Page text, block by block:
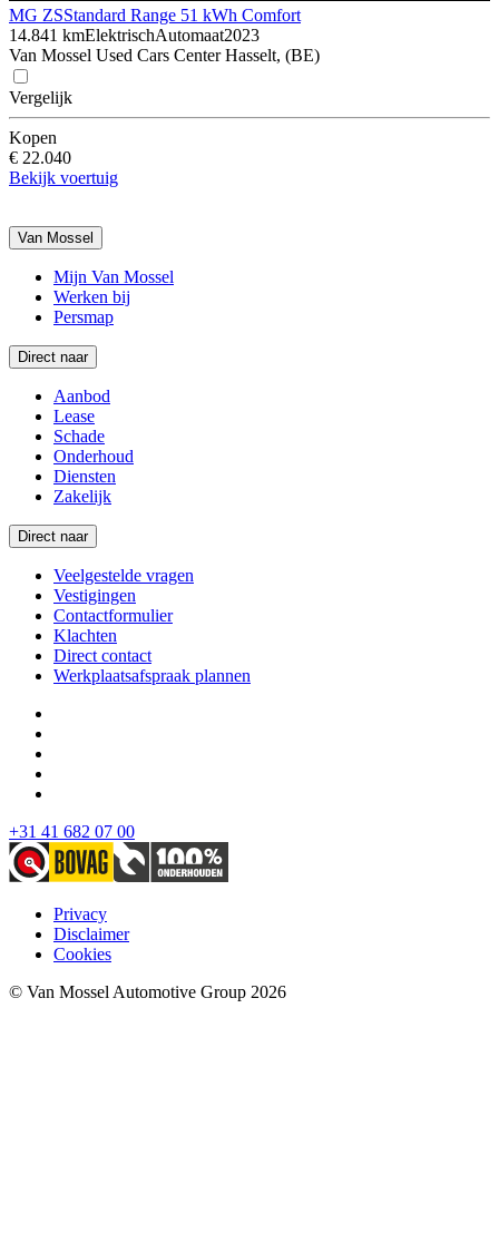
MG ZSStandard Range 51 kWh Comfort
14.841 kmElektrischAutomaat2023
Van Mossel Used Cars Center Hasselt, (BE)
Vergelijk
Kopen
€ 22.040
Bekijk voertuig
Van Mossel
Mijn Van Mossel
Werken bij
Persmap
Direct naar
Aanbod
Lease
Schade
Onderhoud
Diensten
Zakelijk
Direct naar
Veelgestelde vragen
Vestigingen
Contactformulier
Klachten
Direct contact
Werkplaatsafspraak plannen
+31 41 682 07 00
Privacy
Disclaimer
Cookies
© Van Mossel Automotive Group 2026